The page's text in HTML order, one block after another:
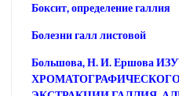
Боксит, определение галлия
Болезни галл листовой
Большова, Н. И. Ершова